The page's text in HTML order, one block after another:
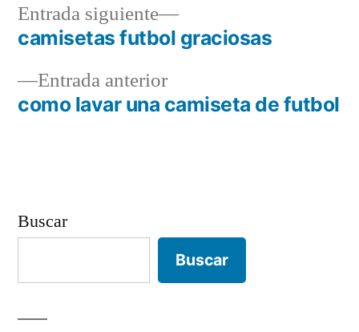
Navegación
deEntrada anteriorEntrada
anterior:
como lavar una camiseta de futbol
Entrada siguiente
Entrada
siguiente:
camisetas futbol graciosas
Buscar
Buscar